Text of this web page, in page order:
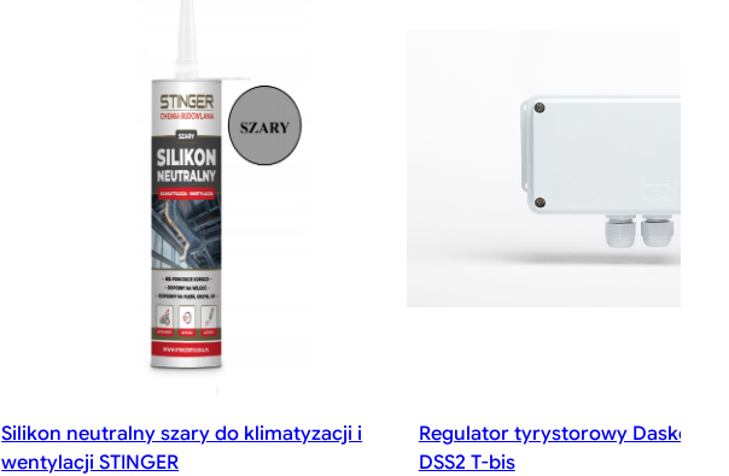
Silikon neutralny szary do klimatyzacji i
wentylacji STINGER
Regulator tyrystorowy Dasko
DSS2 T-bis